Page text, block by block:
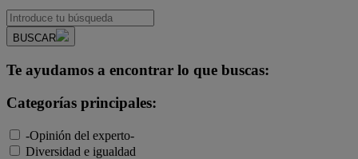
BUSCAR
Te ayudamos a encontrar lo que buscas:
Categorías principales:
-Opinión del experto-
Diversidad e igualdad